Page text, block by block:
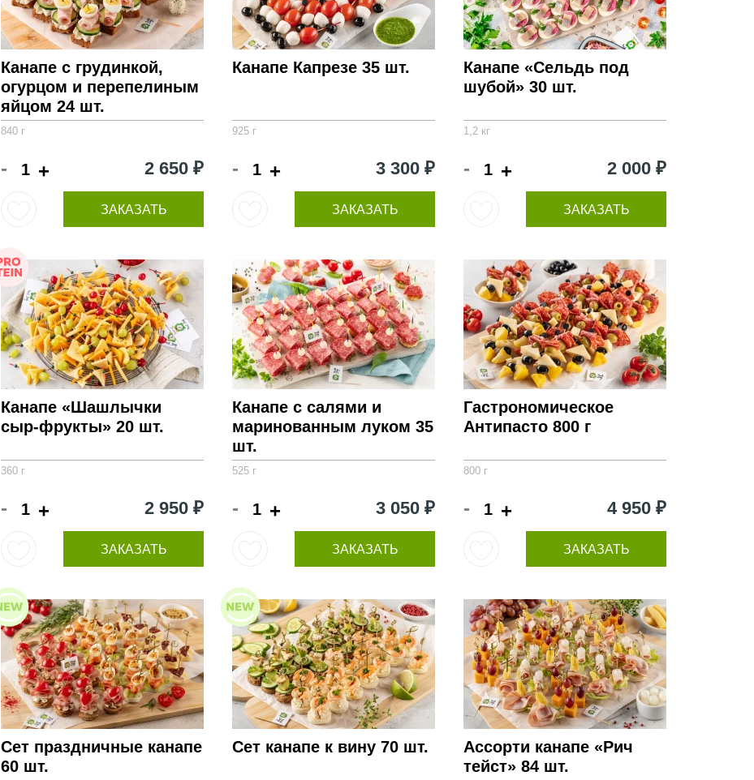
Канапе с грудинкой,
огурцом и перепелиным
яйцом 24 шт.
840 г
- + 2 650 ₽
ЗАКАЗАТЬ
Канапе Капрезе 35 шт.
925 г
- + 3 300 ₽
ЗАКАЗАТЬ
Канапе «Сельдь под
шубой» 30 шт.
1,2 кг
- + 2 000 ₽
ЗАКАЗАТЬ
Канапе «Шашлычки
сыр-фрукты» 20 шт.
360 г
- + 2 950 ₽
ЗАКАЗАТЬ
Канапе с салями и
маринованным луком 35
шт.
525 г
- + 3 050 ₽
ЗАКАЗАТЬ
Гастрономическое
Антипасто 800 г
800 г
- + 4 950 ₽
ЗАКАЗАТЬ
Сет праздничные канапе
60 шт.
Сет канапе к вину 70 шт.
Ассорти канапе «Рич
тейст» 84 шт.